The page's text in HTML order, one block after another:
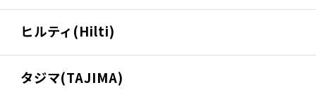
ヒルティ(Hilti)
タジマ(TAJIMA)